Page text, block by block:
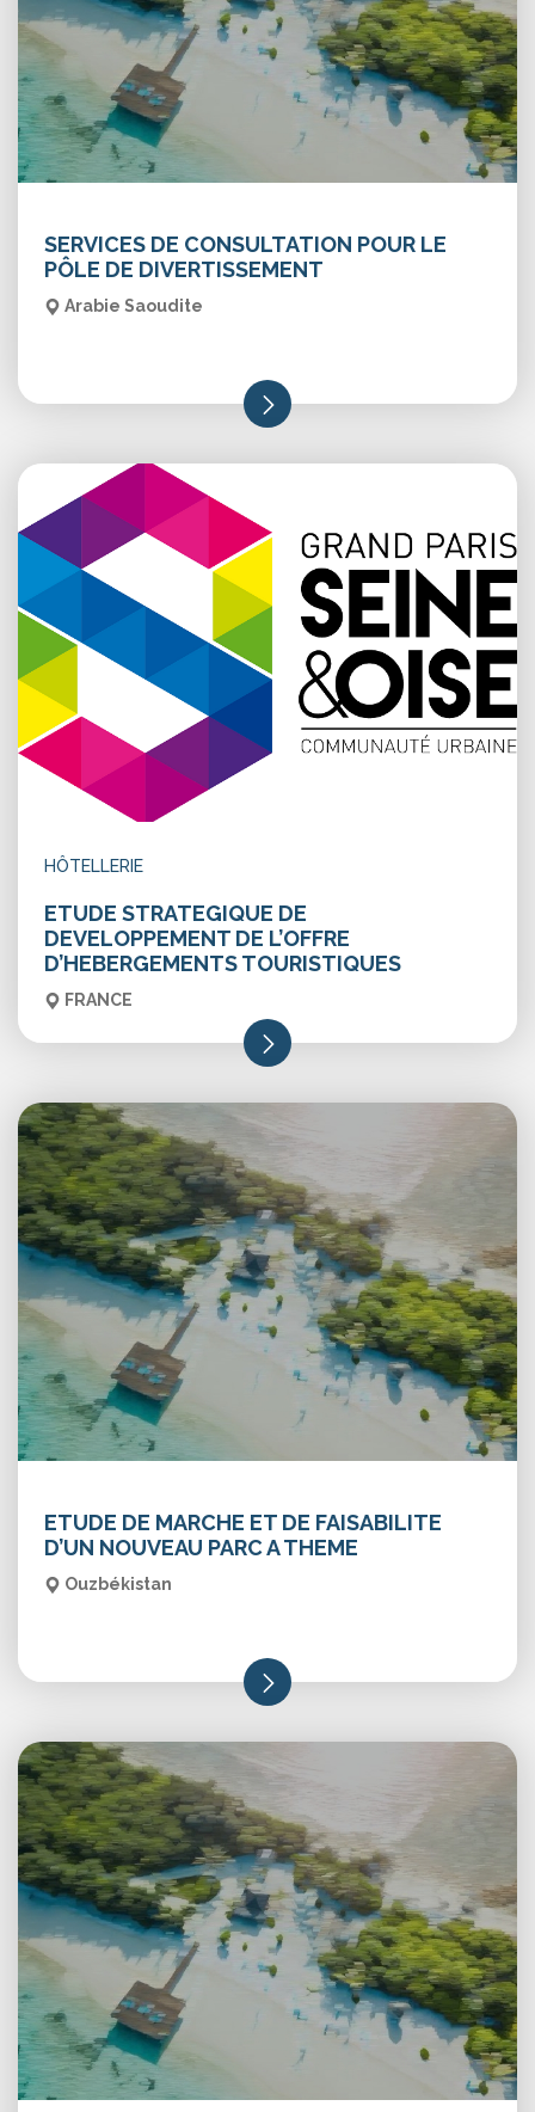
SERVICES DE CONSULTATION POUR LE
PÔLE DE DIVERTISSEMENT
Arabie Saoudite
HÔTELLERIE
ETUDE STRATEGIQUE DE
DEVELOPPEMENT DE L’OFFRE
D’HEBERGEMENTS TOURISTIQUES
FRANCE
ETUDE DE MARCHE ET DE FAISABILITE
D’UN NOUVEAU PARC A THEME
Ouzbékistan